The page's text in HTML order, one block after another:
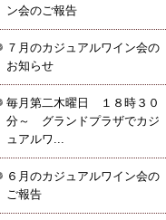
ン会のご報告
７月のカジュアルワイン会の
お知らせ
毎月第二木曜日 １８時３０
分～ グランドプラザでカジ
ュアルワ...
６月のカジュアルワイン会の
ご報告